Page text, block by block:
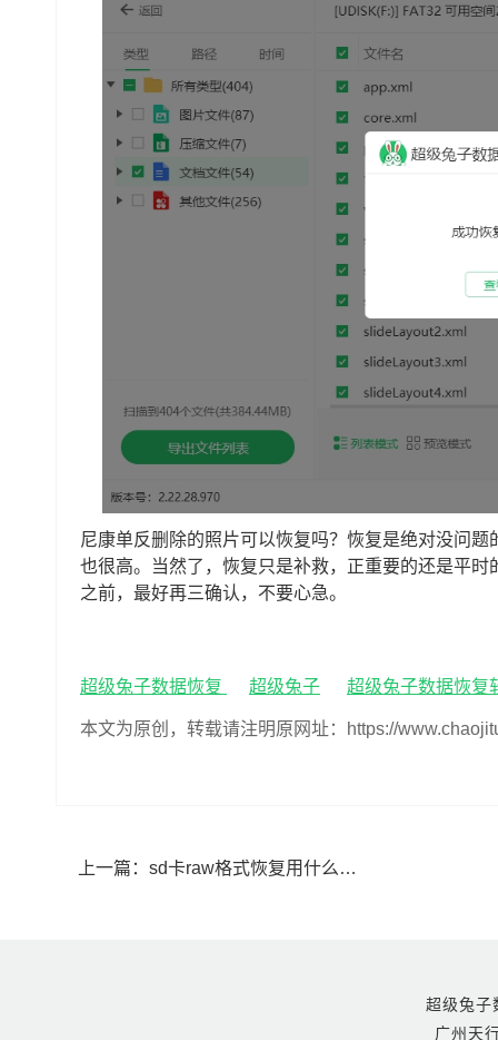
尼康单反删除的照片可以恢复吗？恢复是绝对没问
也很高。当然了，恢复只是补救，正重要的还是平
之前，最好再三确认，不要心急。
超级兔子数据恢复 超级兔子 超级兔子数据恢复
本文为原创，转载请注明原网址：https://
上一篇： sd卡raw格式恢复用什么软件好用(sd卡出现raw格式后的恢复软件推荐)
超级兔
广州天